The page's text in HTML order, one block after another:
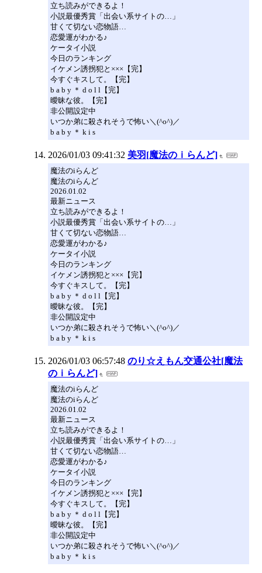
立ち読みができるよ！
小説最優秀賞「出会い系サイトの…」
甘くて切ない恋物語…
恋愛運がわかる♪
ケータイ小説
今日のランキング
イケメン誘拐犯と×××【完】
今すぐキスして。【完】
b a b y ＊ d o l l【完】
曖昧な彼。【完】
非公開設定中
いつか弟に殺されそうで怖い＼(^o^)／
b a b y ＊ k i s
2026/01/03 09:41:32 美羽[魔法のｉらんど]
魔法のiらんど
魔法のiらんど
2026.01.02
最新ニュース
立ち読みができるよ！
小説最優秀賞「出会い系サイトの…」
甘くて切ない恋物語…
恋愛運がわかる♪
ケータイ小説
今日のランキング
イケメン誘拐犯と×××【完】
今すぐキスして。【完】
b a b y ＊ d o l l【完】
曖昧な彼。【完】
非公開設定中
いつか弟に殺されそうで怖い＼(^o^)／
b a b y ＊ k i s
2026/01/03 06:57:48 のり☆えもん交通公社[魔法
のｉらんど]
魔法のiらんど
魔法のiらんど
2026.01.02
最新ニュース
立ち読みができるよ！
小説最優秀賞「出会い系サイトの…」
甘くて切ない恋物語…
恋愛運がわかる♪
ケータイ小説
今日のランキング
イケメン誘拐犯と×××【完】
今すぐキスして。【完】
b a b y ＊ d o l l【完】
曖昧な彼。【完】
非公開設定中
いつか弟に殺されそうで怖い＼(^o^)／
b a b y ＊ k i s